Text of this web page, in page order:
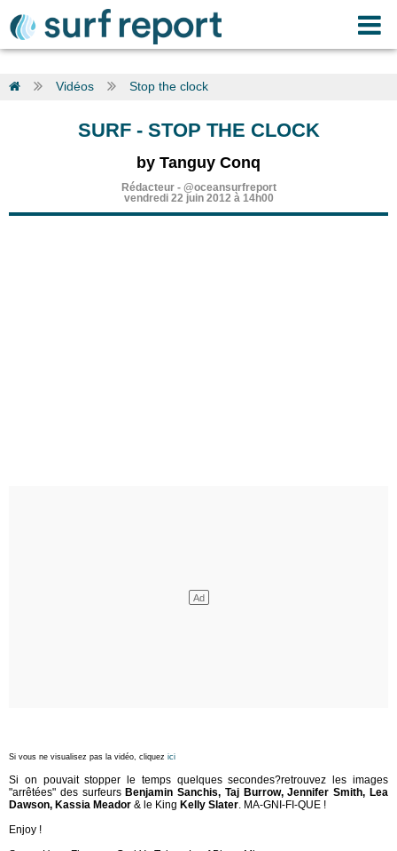
Vidéos Stop the clock
SURF- STOP THE CLOCK
by Tanguy Conq
Rédacteur- @oceansurfreport
vendredi 22 juin 2012 à 14h00
Si vous ne visualisez pas la vidéo, cliquez ici
Si on pouvait stopper le temps quelques secondes?retrouvez les images
"arrêtées" des surfeurs Benjamin Sanchis, Taj Burrow, Jennifer Smith, Lea
Dawson, Kassia Meador & le King Kelly Slater. MA-GNI-FI-QUE !
Enjoy !